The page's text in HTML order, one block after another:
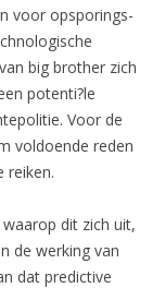
voor opsporings-
big brother zich
potenti?le
Voor de
voldoende reden
reiken.
dit zich uit,
de werking van
dat predictive